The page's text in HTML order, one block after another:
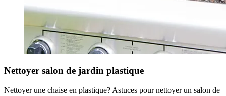
Nettoyer salon de jardin plastique
Nettoyer une chaise en plastique? Astuces pour nettoyer un salon de